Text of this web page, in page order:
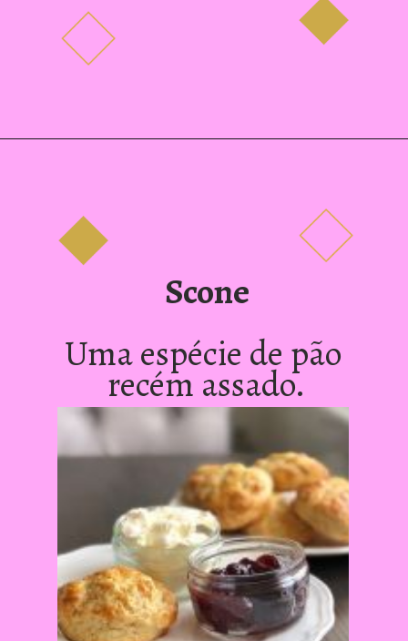
Scone
Uma espécie de pão
recém assado.